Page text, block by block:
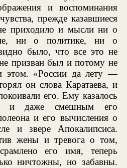
и воспоминания
прежде казавшиеся
приходило и мысли ни о
ни о политике, ни о
было, что все это не
призван был и потому не
этом. «России да лету —
он слова Каратаева, и
его. Ему казалось
и даже смешным его
и его вычисления о
и звере Апокалипсиса.
жены и тревога о том,
его имя, теперь
ничтожны, но забавны.